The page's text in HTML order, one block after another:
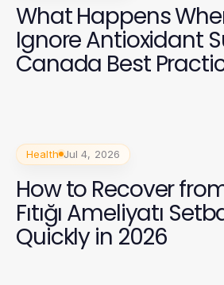
What Happens
Ignore Antioxidant
Canada Best
Health Jul 4, 2026
How to Recover
Fıtığı Ameliyatı
Quickly in 2026